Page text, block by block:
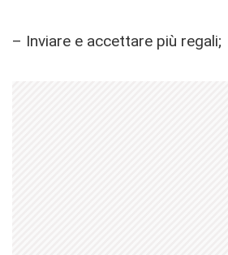
– Inviare e accettare più regali;